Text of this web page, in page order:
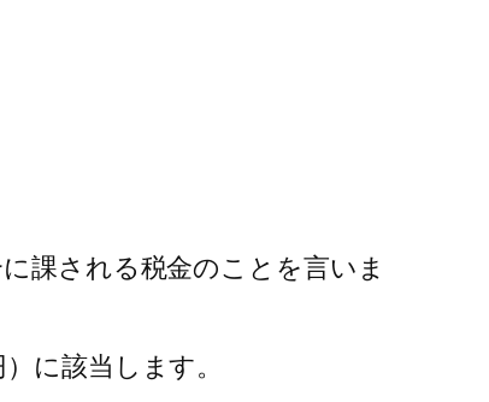
課される税金のことを言いま
に該当します。